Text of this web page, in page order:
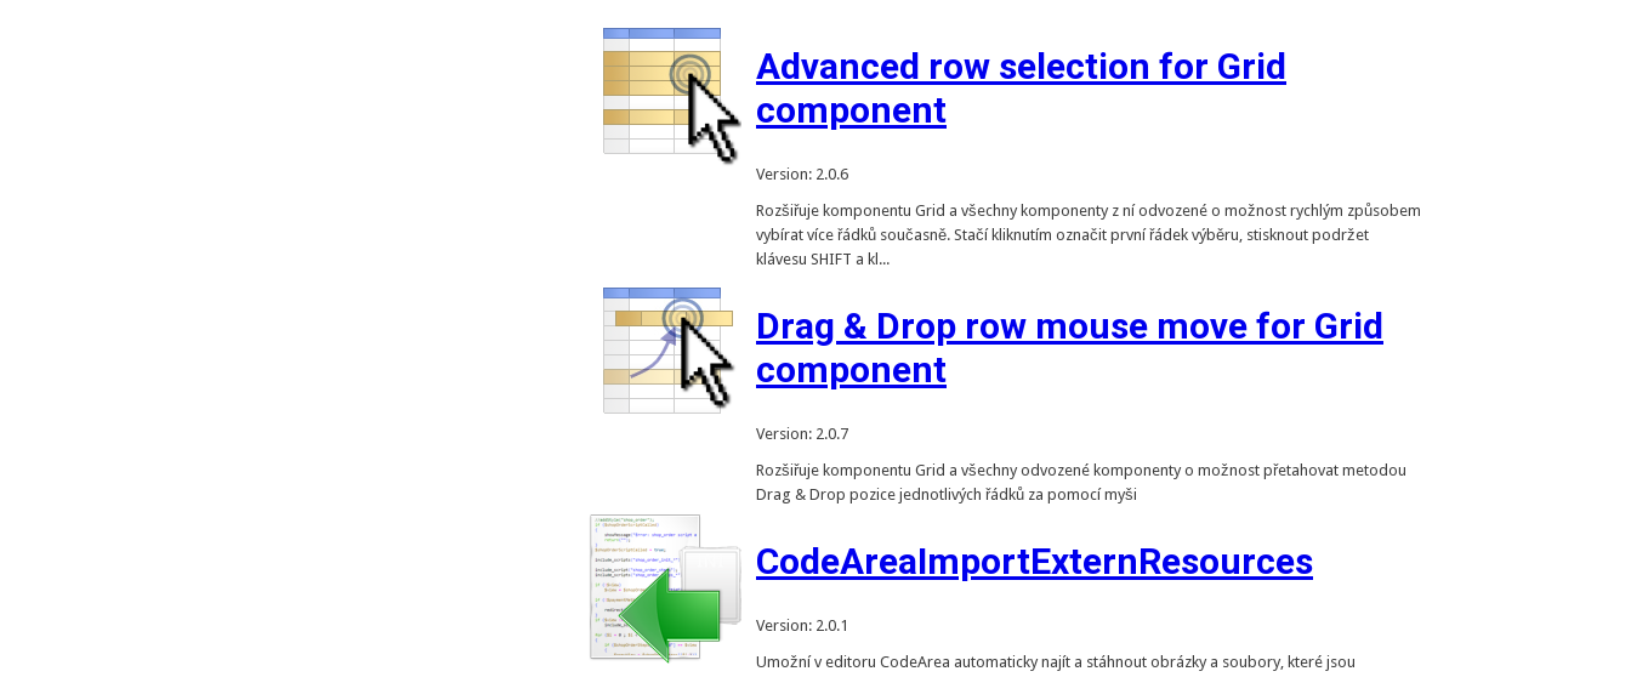
Advanced row selection for Grid
component
Version: 2.0.6
Rozšiřuje komponentu Grid a všechny komponenty z ní odvozené o možnost rychlým způsobem
vybírat více řádků současně. Stačí kliknutím označit první řádek výběru, stisknout podržet
klávesu SHIFT a kl...
Drag & Drop row mouse move for Grid
component
Version: 2.0.7
Rozšiřuje komponentu Grid a všechny odvozené komponenty o možnost přetahovat metodou
Drag & Drop pozice jednotlivých řádků za pomocí myši
CodeAreaImportExternResources
Version: 2.0.1
Umožní v editoru CodeArea automaticky najít a stáhnout obrázky a soubory, které jsou